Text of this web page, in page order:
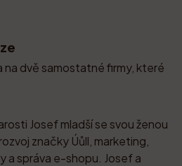
na dvě samostatné firmy, které
Josef mladší se svou ženou
značky Úůll, marketing,
a správa e-shopu. Josef a